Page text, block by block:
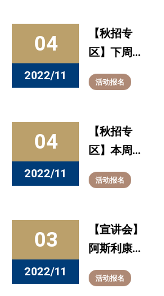
招聘活动
04
2022/11
【秋招专
区】下周宣
讲 （11.7-
11.11）
活动报名
04
2022/11
【秋招专
区】本周发
布的全职信
息看这里
10.27）
活动报名
03
2022/11
【宣讲会】
阿斯利康试
翼计划实习
生项目（11
活动报名